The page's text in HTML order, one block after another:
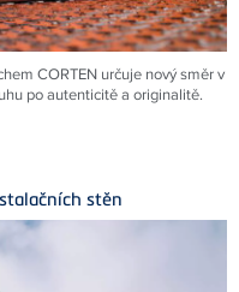
CORTEN určuje nový směr v
po autenticitě a originalitě.
stěn